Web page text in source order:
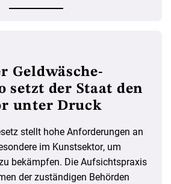
Geldwäsche-
setzt der Staat den
unter Druck
stellt hohe Anforderungen an
im Kunstsektor, um
bekämpfen. Die Aufsichtspraxis
der zuständigen Behörden